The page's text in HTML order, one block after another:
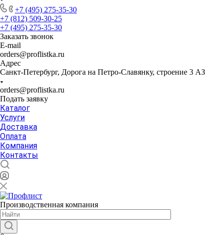
+7 (495) 275-35-30
+7 (812) 509-30-25
+7 (495) 275-35-30
Заказать звонок
E-mail
orders@proflistka.ru
Адрес
Санкт-Петербург, Дорога на Петро-Славянку, строение 3 АЗ
orders@proflistka.ru
Подать заявку
Каталог
Услуги
Доставка
Оплата
Компания
Контакты
Производственная компания